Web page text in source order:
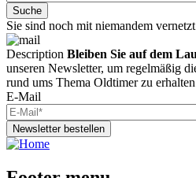
Suche
Sie sind noch mit niemandem
Description Bleiben Sie auf dem
unseren Newsletter, um regelmäßig
rund ums Thema Oldtimer zu
E-Mail
Newsletter bestellen